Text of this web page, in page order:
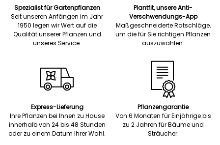
Spezialist für Gartenpflanzen
Seit unseren Anfängen im Jahr
1950 legen wir Wert auf die
Qualität unserer Pflanzen und
unseres Service.
Plantfit, unsere Anti-
Verschwendungs-App
Maßgeschneiderte Ratschläge,
um die für Sie richtigen Pflanzen
auszuwählen.
Express-Lieferung
Ihre Pflanzen bei Ihnen zu Hause
innerhalb von 24 bis 48 Stunden
oder zu einem Datum Ihrer Wahl.
Pflanzengarantie
Von 6 Monaten für Einjährige bis
zu 2 Jahren für Bäume und
Sträucher.